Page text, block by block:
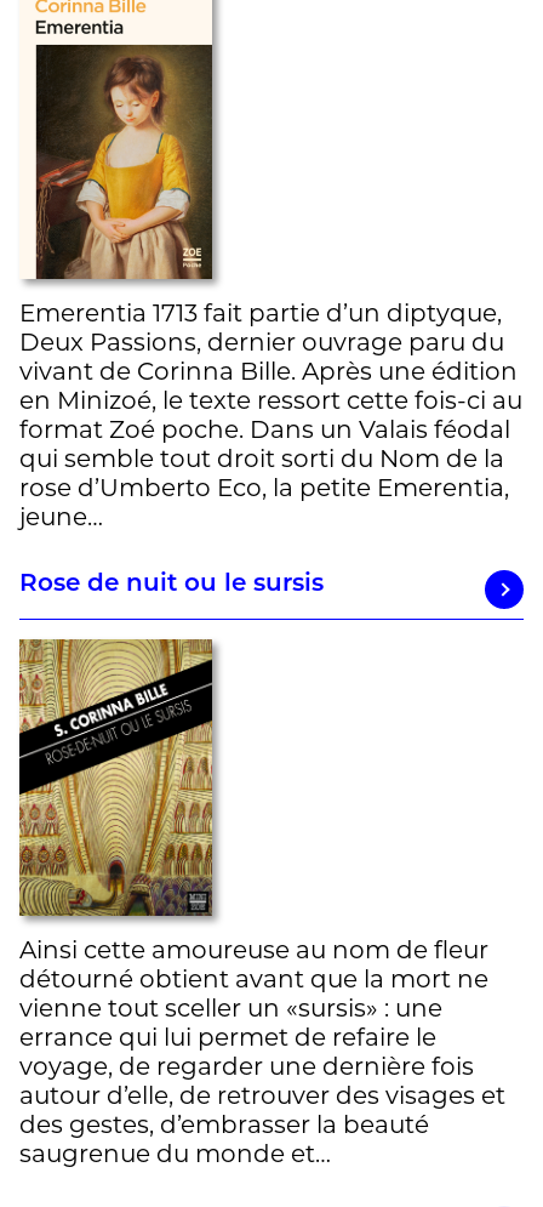
Emerentia 1713 fait partie d’un diptyque,
Deux Passions, dernier ouvrage paru du
vivant de Corinna Bille. Après une édition
en Minizoé, le texte ressort cette fois-ci au
format Zoé poche. Dans un Valais féodal
qui semble tout droit sorti du Nom de la
rose d’Umberto Eco, la petite Emerentia,
jeune…
Rose de nuit ou le sursis
Ainsi cette amoureuse au nom de fleur
détourné obtient avant que la mort ne
vienne tout sceller un «sursis» : une
errance qui lui permet de refaire le
voyage, de regarder une dernière fois
autour d’elle, de retrouver des visages et
des gestes, d’embrasser la beauté
saugrenue du monde et…